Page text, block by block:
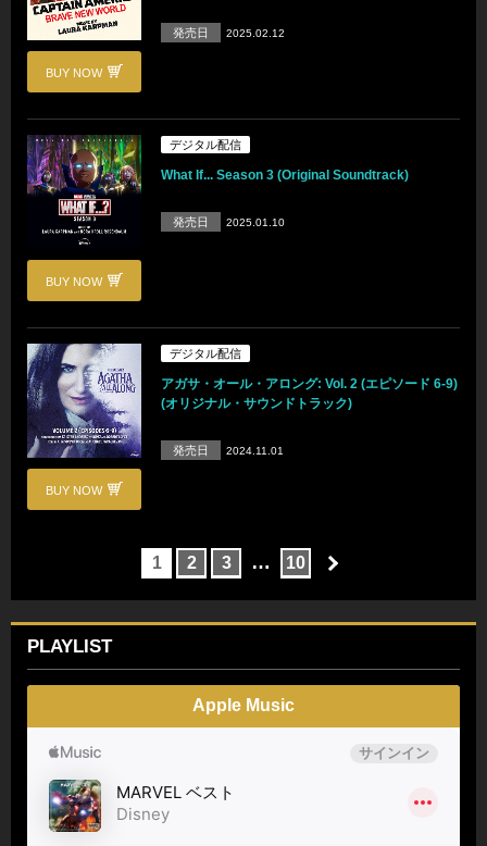
BUY NOW
発売日 2025.02.12
BUY NOW
デジタル配信
What If... Season 3 (Original Soundtrack)
発売日 2025.01.10
BUY NOW
デジタル配信
アガサ・オール・アロング: Vol. 2 (エピソード 6-9)
(オリジナル・サウンドトラック)
発売日 2024.11.01
1 2 3 … 10
PLAYLIST
Apple Music